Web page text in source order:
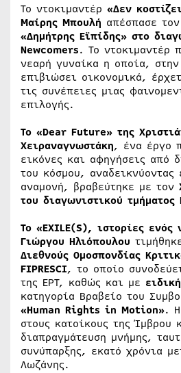
Το ντοκιμαντέρ «Δεν
Μαίρης Μπουλή απέσπασε τον
«Δημήτρης Εϊπίδης» στο
Newcomers. Το ντοκιμαντέρ
νεαρή γυναίκα η οποία,
επιβιώσει οικονομικά,
τις συνέπειες μιας
επιλογής.
Το «Dear Future» της
Χειραναγνωστάκη, ένα έργο
εικόνες και αφηγήσεις από
του κόσμου, αναδεικνύοντας
αναμονή, βραβεύτηκε με τον
του διαγωνιστικού
Το «EXILE(S), ιστορίες ενός
Γιώργου Ηλιόπουλου
Διεθνούς Ομοσπονδίας
FIPRESCI, το οποίο
της ΕΡΤ, καθώς και με
κατηγορία Βραβείο του
«Human Rights in Motion». Η
στους κατοίκους της Ίμβρου
διαπραγμάτευση μνήμης,
συνύπαρξης, εκατό χρόνια
Λωζάνης.